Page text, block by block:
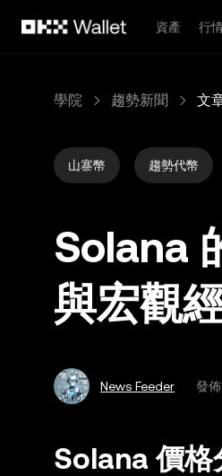
資產
行
學院 趨勢新聞 文
山寨幣 趨勢代幣
Solana
與宏觀
News Feeder 發
Solana 價格